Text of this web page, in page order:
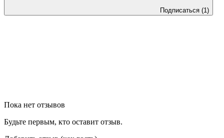
Подписаться (1)
Пока нет отзывов
Будьте первым, кто оставит отзыв.